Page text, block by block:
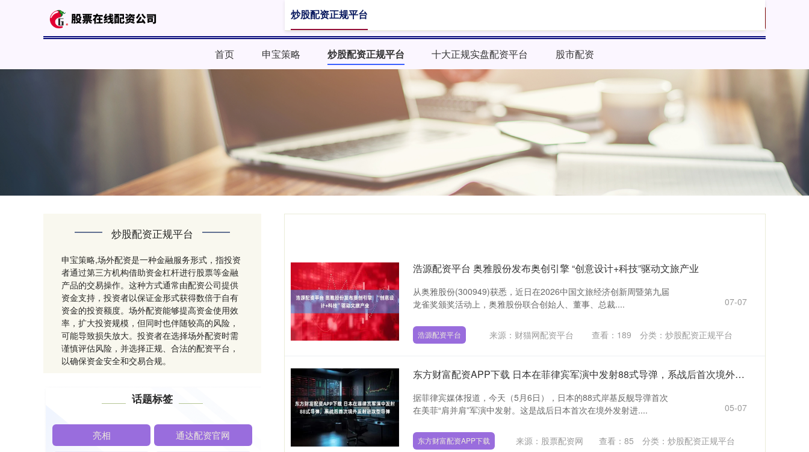
首页 申宝策略 炒股配资正规平台 十大正规实盘配资平台 股市配资
炒股配资正规平台
浩源配资平台 奥雅股份发布奥创引擎 “创意设计+科技”驱动文旅产业
从奥雅股份(300949)获悉，近日在2026中国文旅经济创新周暨第九届
龙雀奖颁奖活动上，奥雅股份联合创始人、董事、总裁....
07-07
浩源配资平台 来源：财猫网配资平台 查看： 189 分类： 炒股配资正规平台
东方财富配资APP下载 日本在菲律宾军演中发射88式导弹，系战后首次境外发射进攻型导弹
据菲律宾媒体报道，今天（5月6日），日本的88式岸基反舰导弹首次
在美菲“肩并肩”军演中发射。这是战后日本首次在境外发射进....
05-07
东方财富配资APP下载 来源：股票配资网 查看： 85 分类： 炒股配资正规平台
炒股配资正规平台
申宝策略,场外配资是一种金融服务形式，指投资
者通过第三方机构借助资金杠杆进行股票等金融
产品的交易操作。这种方式通常由配资公司提供
资金支持，投资者以保证金形式获得数倍于自有
资金的投资额度。场外配资能够提高资金使用效
率，扩大投资规模，但同时也伴随较高的风险，
可能导致损失放大。投资者在选择场外配资时需
谨慎评估风险，并选择正规、合法的配资平台，
以确保资金安全和交易合规。
话题标签
亮相 通达配资官网